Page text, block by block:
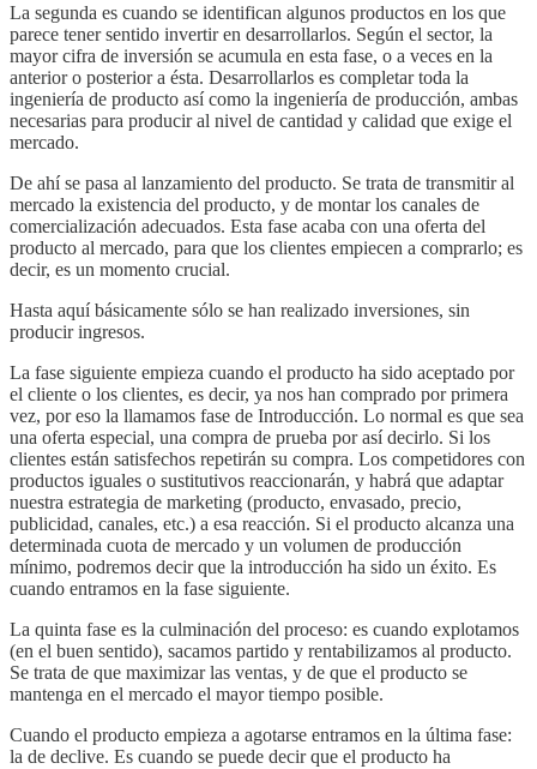
La segunda es cuando se identifican algunos productos en los que
parece tener sentido invertir en desarrollarlos. Según el sector, la
mayor cifra de inversión se acumula en esta fase, o a veces en la
anterior o posterior a ésta. Desarrollarlos es completar toda la
ingeniería de producto así como la ingeniería de producción, ambas
necesarias para producir al nivel de cantidad y calidad que exige el
mercado.
De ahí se pasa al lanzamiento del producto. Se trata de transmitir al
mercado la existencia del producto, y de montar los canales de
comercialización adecuados. Esta fase acaba con una oferta del
producto al mercado, para que los clientes empiecen a comprarlo; es
decir, es un momento crucial.
Hasta aquí básicamente sólo se han realizado inversiones, sin
producir ingresos.
La fase siguiente empieza cuando el producto ha sido aceptado por
el cliente o los clientes, es decir, ya nos han comprado por primera
vez, por eso la llamamos fase de Introducción. Lo normal es que sea
una oferta especial, una compra de prueba por así decirlo. Si los
clientes están satisfechos repetirán su compra. Los competidores con
productos iguales o sustitutivos reaccionarán, y habrá que adaptar
nuestra estrategia de marketing (producto, envasado, precio,
publicidad, canales, etc.) a esa reacción. Si el producto alcanza una
determinada cuota de mercado y un volumen de producción
mínimo, podremos decir que la introducción ha sido un éxito. Es
cuando entramos en la fase siguiente.
La quinta fase es la culminación del proceso: es cuando explotamos
(en el buen sentido), sacamos partido y rentabilizamos al producto.
Se trata de que maximizar las ventas, y de que el producto se
mantenga en el mercado el mayor tiempo posible.
Cuando el producto empieza a agotarse entramos en la última fase:
la de declive. Es cuando se puede decir que el producto ha